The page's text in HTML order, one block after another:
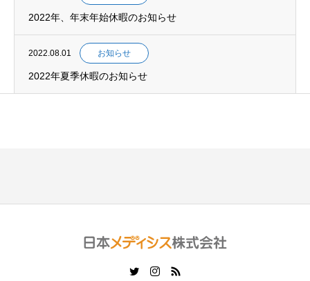
2022年、年末年始休暇のお知らせ
2022.08.01 お知らせ
2022年夏季休暇のお知らせ